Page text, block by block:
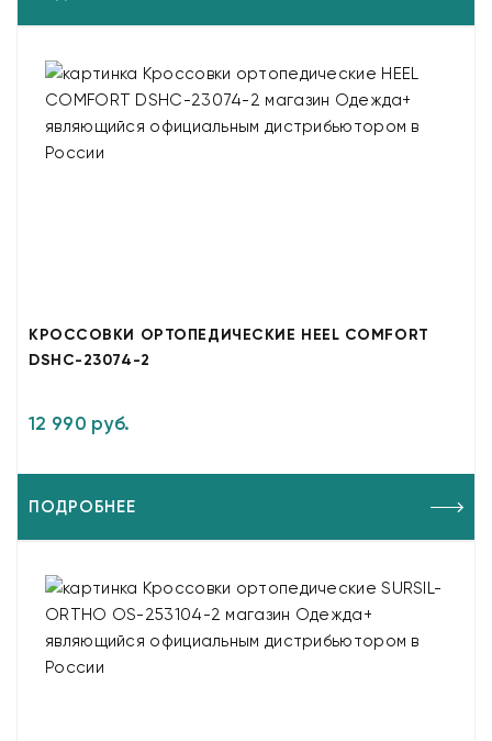
КРОССОВКИ ОРТОПЕДИЧЕСКИЕ HEEL COMFORT
DSHC-23074-2
12 990 руб.
ПОДРОБНЕЕ